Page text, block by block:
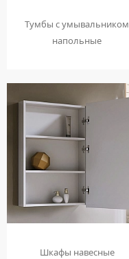
Тумбы с умывальником
напольные
Шкафы навесные